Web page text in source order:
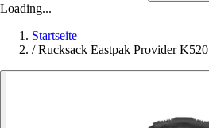
Loading...
Startseite
/ Rucksack Eastpak Provider K520